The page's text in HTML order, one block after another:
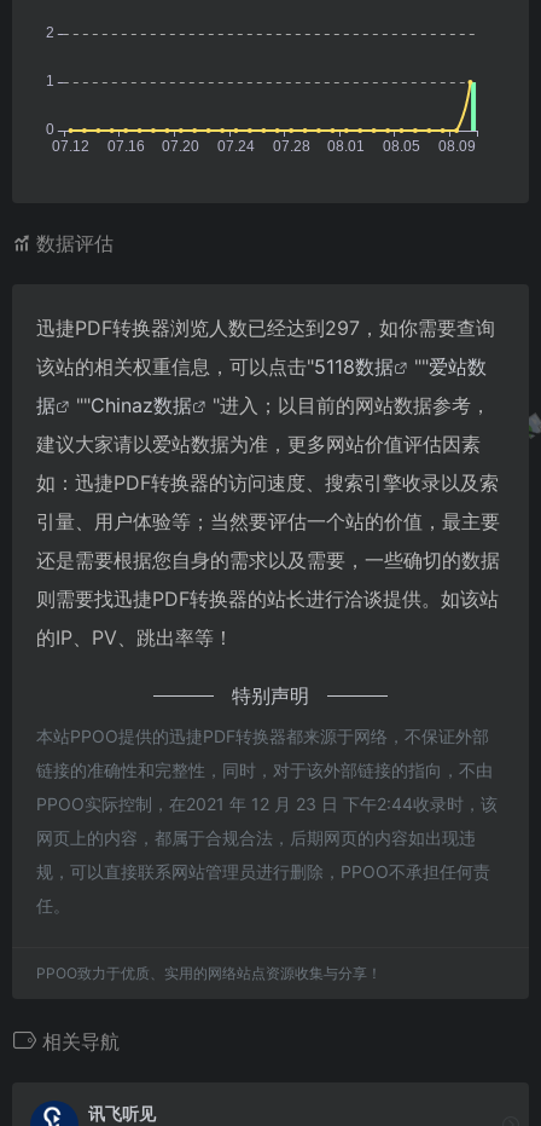
数据评估
迅捷PDF转换器浏览人数已经达到297，如你需要查询
该站的相关权重信息，可以点击"5118数据 ""爱站数
据
""Chinaz数据
"进入；以目前的网站数据参考，
建议大家请以爱站数据为准，更多网站价值评估因素
如：迅捷PDF转换器的访问速度、搜索引擎收录以及索
引量、用户体验等；当然要评估一个站的价值，最主要
还是需要根据您自身的需求以及需要，一些确切的数据
则需要找迅捷PDF转换器的站长进行洽谈提供。如该站
的IP、PV、跳出率等！
特别声明
本站PPOO提供的迅捷PDF转换器都来源于网络，不保证外部
链接的准确性和完整性，同时，对于该外部链接的指向，不由
PPOO实际控制，在2021 年 12 月 23 日 下午2:44收录时，该
网页上的内容，都属于合规合法，后期网页的内容如出现违
规，可以直接联系网站管理员进行删除，PPOO不承担任何责
任。
PPOO致力于优质、实用的网络站点资源收集与分享！
相关导航
讯飞听见